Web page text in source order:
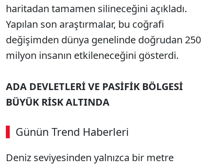
haritadan tamamen silineceğini açıkladı.
Yapılan son araştırmalar, bu coğrafi
değişimden dünya genelinde doğrudan 250
milyon insanın etkileneceğini gösterdi.
ADA DEVLETLERİ VE PASİFİK BÖLGESİ
BÜYÜK RİSK ALTINDA
Günün Trend Haberleri
SÖZCÜ SON DAKİKA
Deniz seviyesinden yalnızca bir metre